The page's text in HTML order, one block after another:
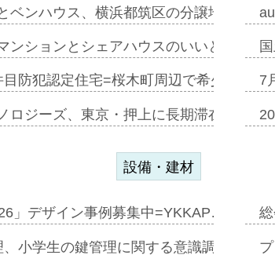
ベンハウス、横浜都筑区の分譲地開発で
ンションとシェアハウスのいいとこどり
目防犯認定住宅=桜木町周辺で希少価値
ロジーズ、東京・押上に長期滞在型ホテ
7
設備・建材
」デザイン事例募集中=YKKAP…
、小学生の鍵管理に関する意識調査